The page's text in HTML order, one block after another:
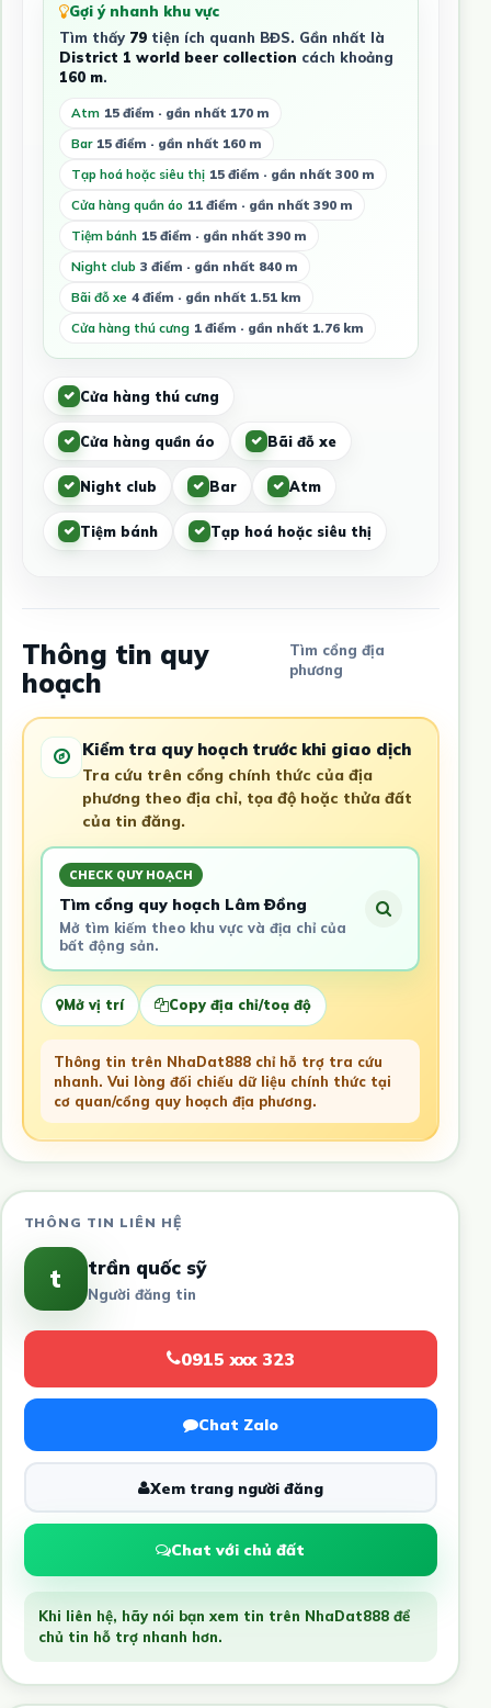
Gợi ý nhanh khu vực
Tìm thấy 79tiện ích quanh BĐS. Gần nhất là
District 1 world beer collection cách khoảng
160 m.
Atm 15 điểm · gần nhất 170 m
Bar 15 điểm · gần nhất 160 m
Tạp hoá hoặc siêu thị 15 điểm · gần nhất 300 m
Cửa hàng quần áo 11 điểm · gần nhất 390 m
Tiệm bánh 15 điểm · gần nhất 390 m
Night club 3 điểm · gần nhất 840 m
Bãi đỗ xe 4 điểm · gần nhất 1.51 km
Cửa hàng thú cưng 1 điểm · gần nhất 1.76 km
Cửa hàng thú cưng
Cửa hàng quần áo Bãi đỗ xe
Night club Bar Atm
Tiệm bánh Tạp hoá hoặc siêu thị
Thông tin quy
hoạch
Tìm cổng địa
phương
Kiểm tra quy hoạch trước khi giao dịch
Tra cứu trên cổng chính thức của địa
phương theo địa chỉ, tọa độ hoặc thửa đất
của tin đăng.
CHECK QUY HOẠCH
Tìm cổng quy hoạch Lâm Đồng
Mở tìm kiếm theo khu vực và địa chỉ của
bất động sản.
Mở vị trí Copy địa chỉ/toạ độ
Thông tin trên NhaDat888 chỉ hỗ trợ tra cứu
nhanh. Vui lòng đối chiếu dữ liệu chính thức tại
cơ quan/cổng quy hoạch địa phương.
THÔNG TIN LIÊN HỆ
t trần quốc sỹ
Người đăng tin
0915 xxx 323
Chat Zalo
Xem trang người đăng
Chat với chủ đất
Khi liên hệ, hãy nói bạn xem tin trên NhaDat888 để
chủ tin hỗ trợ nhanh hơn.